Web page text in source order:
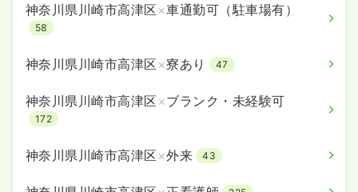
神奈川県川崎市高津区 ×車通勤可（駐車場有）
58
神奈川県川崎市高津区 ×寮あり 47
神奈川県川崎市高津区 ×ブランク・未経験可
172
神奈川県川崎市高津区 ×外来 43